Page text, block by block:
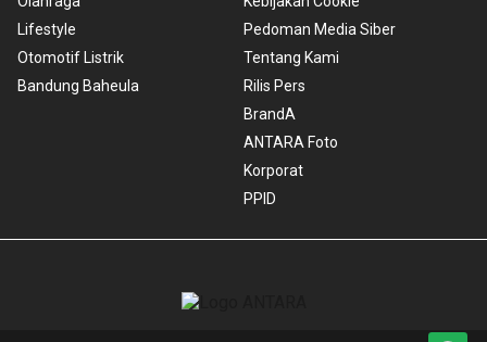
Lifestyle
Otomotif Listrik
Bandung Baheula
Pedoman Media Siber
Tentang Kami
Rilis Pers
BrandA
ANTARA Foto
Korporat
PPID